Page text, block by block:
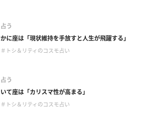
占う
かに座は「現状維持を手放すと人生が飛躍する」
＃トシ＆リティのコスモ占い
占う
いて座は「カリスマ性が高まる」
＃トシ＆リティのコスモ占い